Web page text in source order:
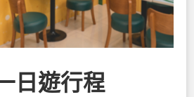
日遊行程